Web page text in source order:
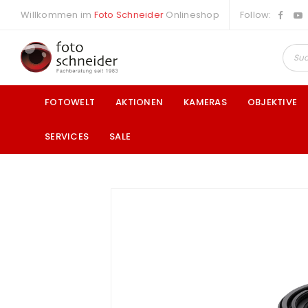
Willkommen im Foto Schneider Onlineshop Follow:
FOTOWELT AKTIONEN KAMERAS OBJEKTIVE
SERVICES SALE